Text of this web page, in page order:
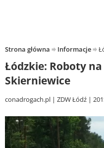
Strona główna Informacje
Łódzkie: Roboty
Skierniewice
conadrogach.pl ZDW Łódź